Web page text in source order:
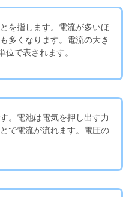
を指します。電流が多いほ
多くなります。電流の大き
位で表されます。
。電池は電気を押し出す力
で電流が流れます。電圧の